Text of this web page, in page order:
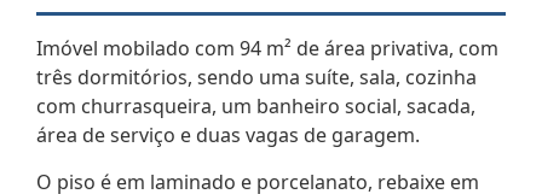
Imóvel mobilado com 94 m² de área privativa, com
três dormitórios, sendo uma suíte, sala, cozinha
com churrasqueira, um banheiro social, sacada,
área de serviço e duas vagas de garagem.
O piso é em laminado e porcelanato, rebaixe em